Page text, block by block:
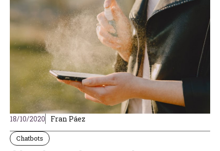
18/10/2020 Fran Páez
Chatbots